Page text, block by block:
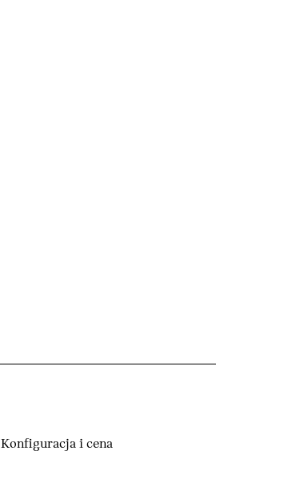
Konfiguracja i cena